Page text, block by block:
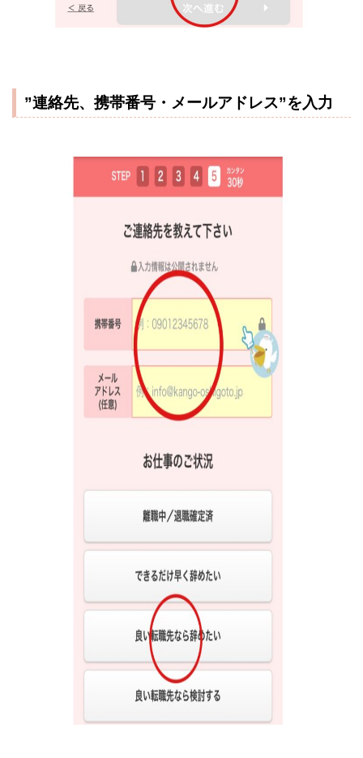
”連絡先、携帯番号・メールアドレス”を入力